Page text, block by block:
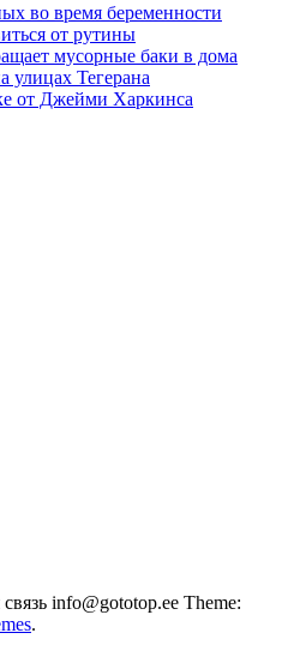
во время беременности
от рутины
мусорные баки в дома
улицах Тегерана
от Джейми Харкинса
info@gototop.ee Theme:
.